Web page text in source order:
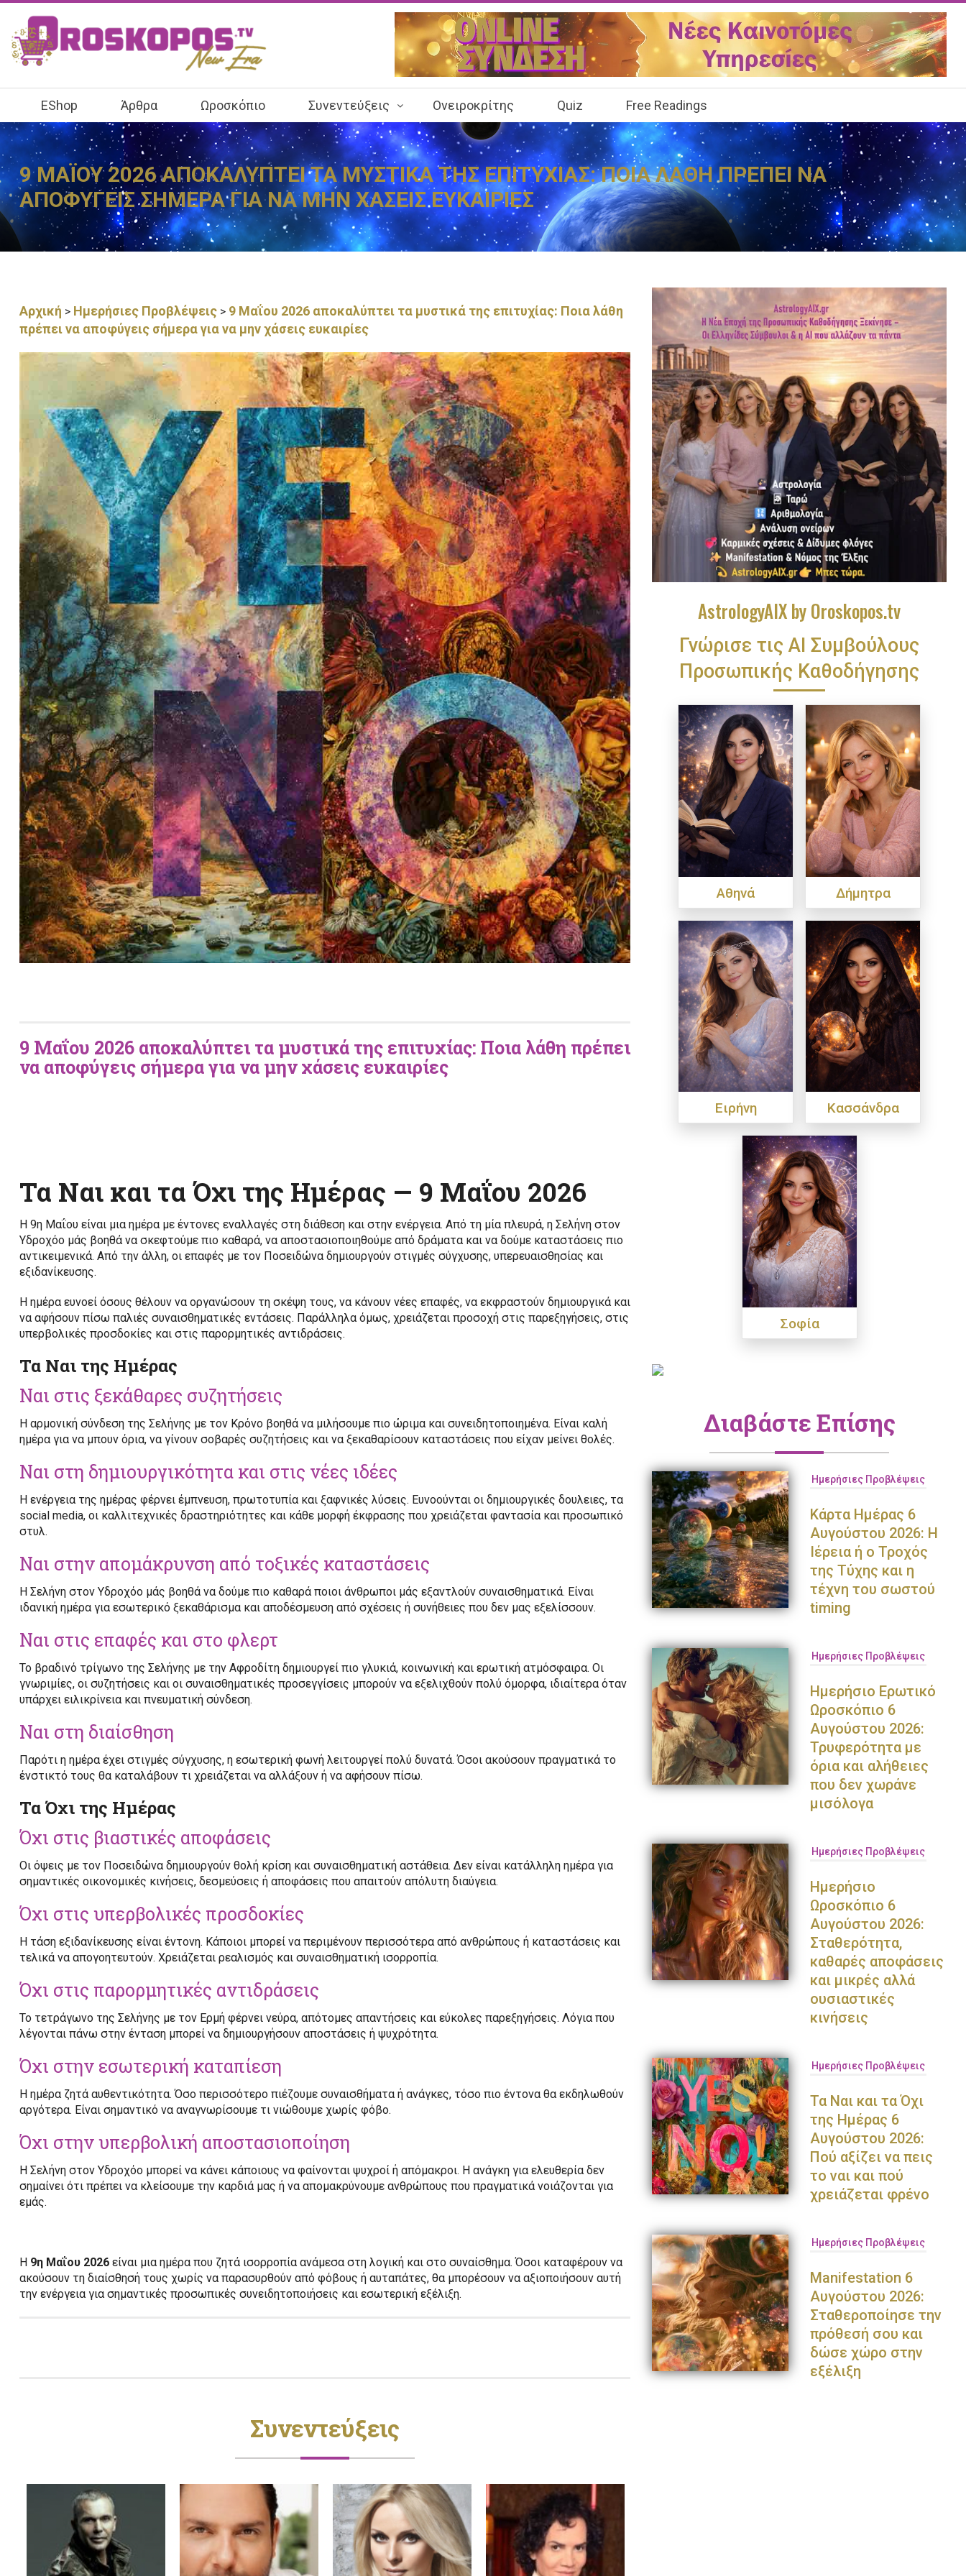
EShop Άρθρα Ωροσκόπιο Συνεντεύξεις Ονειροκρίτης Quiz Free Readings
9 ΜΑΪΟΥ 2026 ΑΠΟΚΑΛΥΠΤΕΙ ΤΑ ΜΥΣΤΙΚΑ ΤΗΣ ΕΠΙΤΥΧΙΑΣ: ΠΟΙΑ ΛΑΘΗ ΠΡΕΠΕΙ ΝΑ
ΑΠΟΦΥΓΕΙΣ ΣΗΜΕΡΑ ΓΙΑ ΝΑ ΜΗΝ ΧΑΣΕΙΣ ΕΥΚΑΙΡΙΕΣ
Αρχική > Ημερήσιες Προβλέψεις > 9 Μαΐου 2026 αποκαλύπτει τα μυστικά της επιτυχίας: Ποια λάθη
πρέπει να αποφύγεις σήμερα για να μην χάσεις ευκαιρίες
9 Μαΐου 2026 αποκαλύπτει τα μυστικά της επιτυχίας: Ποια λάθη πρέπει
να αποφύγεις σήμερα για να μην χάσεις ευκαιρίες
Τα Ναι και τα Όχι της Ημέρας — 9 Μαΐου 2026
Η 9η Μαΐου είναι μια ημέρα με έντονες εναλλαγές στη διάθεση και στην ενέργεια. Από τη μία πλευρά, η Σελήνη στον
Υδροχόο μάς βοηθά να σκεφτούμε πιο καθαρά, να αποστασιοποιηθούμε από δράματα και να δούμε καταστάσεις πιο
αντικειμενικά. Από την άλλη, οι επαφές με τον Ποσειδώνα δημιουργούν στιγμές σύγχυσης, υπερευαισθησίας και
εξιδανίκευσης.
Η ημέρα ευνοεί όσους θέλουν να οργανώσουν τη σκέψη τους, να κάνουν νέες επαφές, να εκφραστούν δημιουργικά και
να αφήσουν πίσω παλιές συναισθηματικές εντάσεις. Παράλληλα όμως, χρειάζεται προσοχή στις παρεξηγήσεις, στις
υπερβολικές προσδοκίες και στις παρορμητικές αντιδράσεις.
Τα Ναι της Ημέρας
Ναι στις ξεκάθαρες συζητήσεις
Η αρμονική σύνδεση της Σελήνης με τον Κρόνο βοηθά να μιλήσουμε πιο ώριμα και συνειδητοποιημένα. Είναι καλή
ημέρα για να μπουν όρια, να γίνουν σοβαρές συζητήσεις και να ξεκαθαρίσουν καταστάσεις που είχαν μείνει θολές.
Ναι στη δημιουργικότητα και στις νέες ιδέες
Η ενέργεια της ημέρας φέρνει έμπνευση, πρωτοτυπία και ξαφνικές λύσεις. Ευνοούνται οι δημιουργικές δουλειες, τα
social media, οι καλλιτεχνικές δραστηριότητες και κάθε μορφή έκφρασης που χρειάζεται φαντασία και προσωπικό
στυλ.
Ναι στην απομάκρυνση από τοξικές καταστάσεις
Η Σελήνη στον Υδροχόο μάς βοηθά να δούμε πιο καθαρά ποιοι άνθρωποι μάς εξαντλούν συναισθηματικά. Είναι
ιδανική ημέρα για εσωτερικό ξεκαθάρισμα και αποδέσμευση από σχέσεις ή συνήθειες που δεν μας εξελίσσουν.
Ναι στις επαφές και στο φλερτ
Το βραδινό τρίγωνο της Σελήνης με την Αφροδίτη δημιουργεί πιο γλυκιά, κοινωνική και ερωτική ατμόσφαιρα. Οι
γνωριμίες, οι συζητήσεις και οι συναισθηματικές προσεγγίσεις μπορούν να εξελιχθούν πολύ όμορφα, ιδιαίτερα όταν
υπάρχει ειλικρίνεια και πνευματική σύνδεση.
Ναι στη διαίσθηση
Παρότι η ημέρα έχει στιγμές σύγχυσης, η εσωτερική φωνή λειτουργεί πολύ δυνατά. Όσοι ακούσουν πραγματικά το
ένστικτό τους θα καταλάβουν τι χρειάζεται να αλλάξουν ή να αφήσουν πίσω.
Τα Όχι της Ημέρας
Όχι στις βιαστικές αποφάσεις
Οι όψεις με τον Ποσειδώνα δημιουργούν θολή κρίση και συναισθηματική αστάθεια. Δεν είναι κατάλληλη ημέρα για
σημαντικές οικονομικές κινήσεις, δεσμεύσεις ή αποφάσεις που απαιτούν απόλυτη διαύγεια.
Όχι στις υπερβολικές προσδοκίες
Η τάση εξιδανίκευσης είναι έντονη. Κάποιοι μπορεί να περιμένουν περισσότερα από ανθρώπους ή καταστάσεις και
τελικά να απογοητευτούν. Χρειάζεται ρεαλισμός και συναισθηματική ισορροπία.
Όχι στις παρορμητικές αντιδράσεις
Το τετράγωνο της Σελήνης με τον Ερμή φέρνει νεύρα, απότομες απαντήσεις και εύκολες παρεξηγήσεις. Λόγια που
λέγονται πάνω στην ένταση μπορεί να δημιουργήσουν αποστάσεις ή ψυχρότητα.
Όχι στην εσωτερική καταπίεση
Η ημέρα ζητά αυθεντικότητα. Όσο περισσότερο πιέζουμε συναισθήματα ή ανάγκες, τόσο πιο έντονα θα εκδηλωθούν
αργότερα. Είναι σημαντικό να αναγνωρίσουμε τι νιώθουμε χωρίς φόβο.
Όχι στην υπερβολική αποστασιοποίηση
Η Σελήνη στον Υδροχόο μπορεί να κάνει κάποιους να φαίνονται ψυχροί ή απόμακροι. Η ανάγκη για ελευθερία δεν
σημαίνει ότι πρέπει να κλείσουμε την καρδιά μας ή να απομακρύνουμε ανθρώπους που πραγματικά νοιάζονται για
εμάς.
Η 9η Μαΐου 2026 είναι μια ημέρα που ζητά ισορροπία ανάμεσα στη λογική και στο συναίσθημα. Όσοι καταφέρουν να
ακούσουν τη διαίσθησή τους χωρίς να παρασυρθούν από φόβους ή αυταπάτες, θα μπορέσουν να αξιοποιήσουν αυτή
την ενέργεια για σημαντικές προσωπικές συνειδητοποιήσεις και εσωτερική εξέλιξη.
Συνεντεύξεις
AstrologyAIX by Oroskopos.tv
Γνώρισε τις ΑΙ Συμβούλους
Προσωπικής Καθοδήγησης
Αθηνά Δήμητρα
Ειρήνη Κασσάνδρα
Σοφία
Διαβάστε Επίσης
Ημερήσιες Προβλέψεις
Κάρτα Ημέρας 6
Αυγούστου 2026: Η
Ιέρεια ή ο Τροχός
της Τύχης και η
τέχνη του σωστού
timing
Ημερήσιες Προβλέψεις
Ημερήσιο Ερωτικό
Ωροσκόπιο 6
Αυγούστου 2026:
Τρυφερότητα με
όρια και αλήθειες
που δεν χωράνε
μισόλογα
Ημερήσιες Προβλέψεις
Ημερήσιο
Ωροσκόπιο 6
Αυγούστου 2026:
Σταθερότητα,
καθαρές αποφάσεις
και μικρές αλλά
ουσιαστικές
κινήσεις
Ημερήσιες Προβλέψεις
Τα Ναι και τα Όχι
της Ημέρας 6
Αυγούστου 2026:
Πού αξίζει να πεις
το ναι και πού
χρειάζεται φρένο
Ημερήσιες Προβλέψεις
Manifestation 6
Αυγούστου 2026:
Σταθεροποίησε την
πρόθεσή σου και
δώσε χώρο στην
εξέλιξη